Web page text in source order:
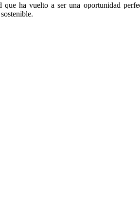
ha vuelto a ser una oportunidad